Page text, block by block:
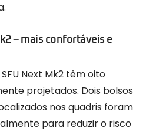
– mais confortáveis ​​e
Next Mk2 têm oito
projetados. Dois bolsos
nos quadris foram
para reduzir o risco